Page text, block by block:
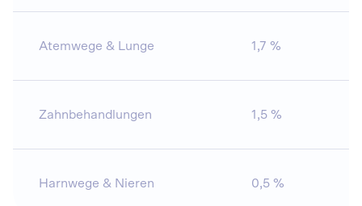
Atemwege & Lunge 1,7 %
Zahnbehandlungen 1,5 %
Harnwege & Nieren 0,5 %